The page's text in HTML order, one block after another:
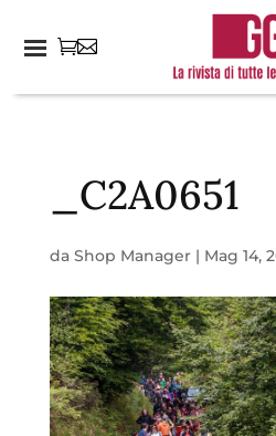
_C2A0651
da Shop Manager| Mag 14,